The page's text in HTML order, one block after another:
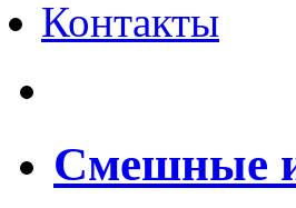
Контакты
Смешные